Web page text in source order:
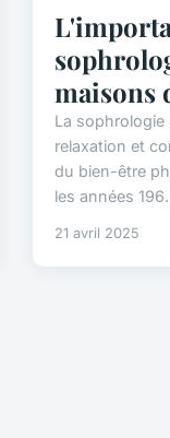
maisons
La sophrologie
relaxation et
du bien-être
les années
21 avril 2025